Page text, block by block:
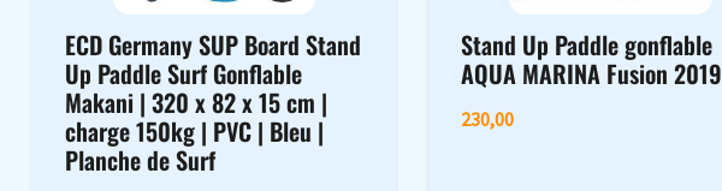
ECD Germany SUP Board Stand
Up Paddle Surf Gonflable
Makani | 320 x 82 x 15 cm |
charge 150kg | PVC | Bleu |
Planche de Surf
Stand Up Paddle gonflable
AQUA MARINA Fusion 2019
230,00